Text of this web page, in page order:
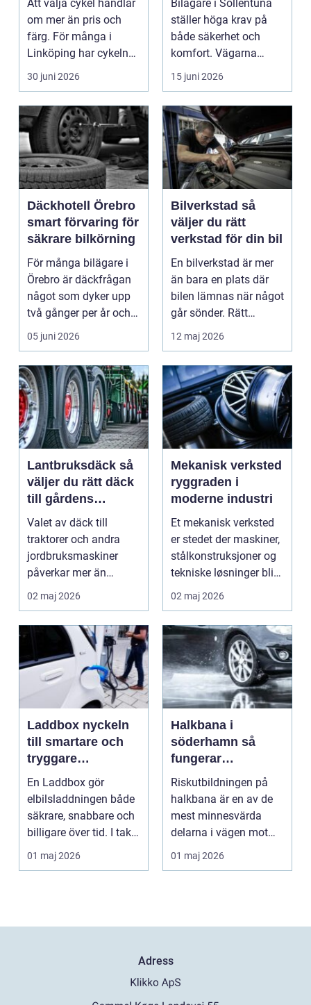
Att välja cykel handlar
om mer än pris och
färg. För många i
Linköping har cykeln
blivit en viktig d...
30 juni 2026
Bilägare i Sollentuna
ställer höga krav på
både säkerhet och
komfort. Vägarna
växlar mellan
motorväg...
15 juni 2026
Däckhotell Örebro
smart förvaring för
säkrare bilkörning
För många bilägare i
Örebro är däckfrågan
något som dyker upp
två gånger per år och
mest känns som e...
05 juni 2026
Bilverkstad så
väljer du rätt
verkstad för din bil
En bilverkstad är mer
än bara en plats där
bilen lämnas när något
går sönder. Rätt
verkstad blir en ...
12 maj 2026
Lantbruksdäck så
väljer du rätt däck
till gårdens
maskiner
Valet av däck till
traktorer och andra
jordbruksmaskiner
påverkar mer än
många tror. Rätt däck
ger b...
02 maj 2026
Mekanisk verksted
ryggraden i
moderne industri
Et mekanisk verksted
er stedet der maskiner,
stålkonstruksjoner og
tekniske løsninger blir
holdt i g...
02 maj 2026
Laddbox nyckeln
till smartare och
tryggare
elbilsladdning
hemma
En Laddbox gör
elbilsladdningen både
säkrare, snabbare och
billigare över tid. I takt
med att fler s...
01 maj 2026
Halkbana i
söderhamn så
fungerar
riskutbildningen
och därför spelar
den roll
Riskutbildningen på
halkbana är en av de
mest minnesvärda
delarna i vägen mot
körkort. Många
kommer ...
01 maj 2026
Adress